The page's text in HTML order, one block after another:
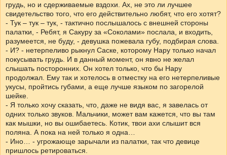
грудь, но и сдерживаемые вздохи. Ах, не это ли лучшее
свидетельство того, что его действительно любят, что его хотят?
- Тук – тук – тук, - тактично послышалось с внешней стороны
палатки, - Ребят, я Сакуру за «Соколами» послала, и входить,
разумеется, не буду, - девушка пожевала губу, подбирая слова.
- И? - нетерпеливо рыкнул Саске, которому Нару только начал
покусывать грудь. И в данный момент, он явно не желал
слышать посторонних. Он хотел только, что бы Нару
продолжал. Ему так и хотелось в отместку на его нетерпеливые
укусы, пройтись губами, а еще лучше языком по загорелой
шейке.
- Я только хочу сказать, что, даже не видя вас, я завелась от
одних только звуков. Мальчики, может вам кажется, что вы там
как мышки, но вы ошибаетесь. Котик, твои ахи слышит вся
поляна. А пока на ней только я одна…
- Ино… - угрожающе зарычали из палатки, так что девице
пришлось ретироваться.